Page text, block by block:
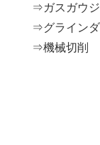
⇒ガスガウ
⇒グラインダ
⇒機械切削